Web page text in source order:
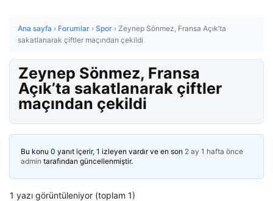
Ana sayfa › Forumlar › Spor › Zeynep Sönmez, Fransa Açık’ta
sakatlanarak çiftler maçından çekildi
Zeynep Sönmez, Fransa
Açık’ta sakatlanarak çiftler
maçından çekildi
Bu konu 0 yanıt içerir, 1 izleyen vardır ve en son 2 ay 1 hafta önce
admin tarafından güncellenmiştir.
1 yazı görüntüleniyor (toplam 1)